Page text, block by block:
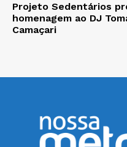
Projeto Sedentários
homenagem ao DJ
Camaçari